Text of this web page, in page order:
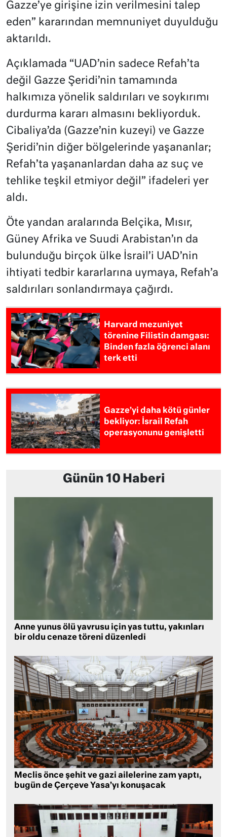
Gazze’ye girişine izin verilmesini talep
eden” kararından memnuniyet duyulduğu
aktarıldı.
Açıklamada “UAD’nin sadece Refah’ta
değil Gazze Şeridi’nin tamamında
halkımıza yönelik saldırıları ve soykırımı
durdurma kararı almasını bekliyorduk.
Cibaliya’da (Gazze’nin kuzeyi) ve Gazze
Şeridi’nin diğer bölgelerinde yaşananlar;
Refah’ta yaşananlardan daha az suç ve
tehlike teşkil etmiyor değil” ifadeleri yer
aldı.
Öte yandan aralarında Belçika, Mısır,
Güney Afrika ve Suudi Arabistan’ın da
bulunduğu birçok ülke İsrail’i UAD’nin
ihtiyati tedbir kararlarına uymaya, Refah’a
saldırıları sonlandırmaya çağırdı.
Harvard mezuniyet
törenine Filistin damgası:
Binden fazla öğrenci alanı
terk etti
Gazze’yi daha kötü günler
bekliyor: İsrail Refah
operasyonunu genişletti
Günün 10 Haberi
Anne yunus ölü yavrusu için yas tuttu, yakınları
bir oldu cenaze töreni düzenledi
Meclis önce şehit ve gazi ailelerine zam yaptı,
bugün de Çerçeve Yasa’yı konuşacak